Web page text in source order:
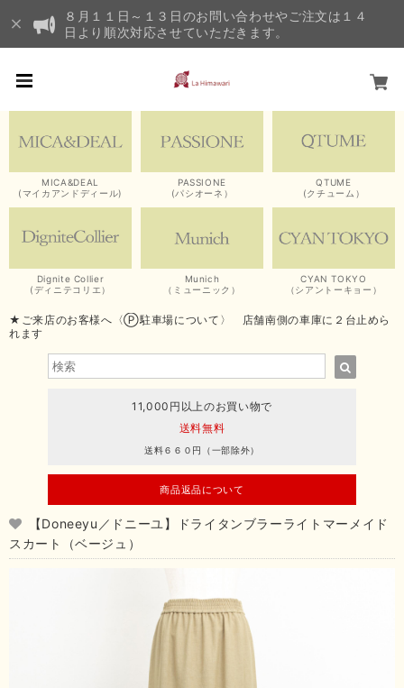
８月１１日～１３日のお問い合わせやご注文は１４
日より順次対応させていただきます。
MICA&DEAL
(マイカアンドディール)
PASSIONE
(パシオーネ）
QTUME
(クチューム）
Dignite Collier
(ディニテコリエ）
Munich
（ミューニック）
CYAN TOKYO
（シアントーキョー）
★ご来店のお客様へ〈Ⓟ駐車場について〉 店舗南側の車庫に２台止めら
れます
11,000円以上のお買い物で
送料無料
送料６６０円（一部除外）
商品返品について
【Doneeyu／ドニーユ】ドライタンブラーライトマーメイド
スカート（ベージュ）